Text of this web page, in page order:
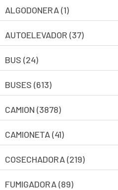
ALGODONERA (1)
AUTOELEVADOR (37)
BUS (24)
BUSES (613)
CAMION (3878)
CAMIONETA (41)
COSECHADORA (219)
FUMIGADORA (89)